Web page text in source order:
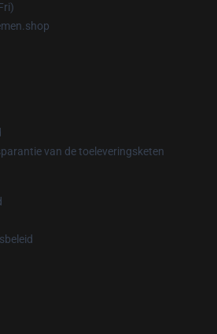
van de toeleveringsketen